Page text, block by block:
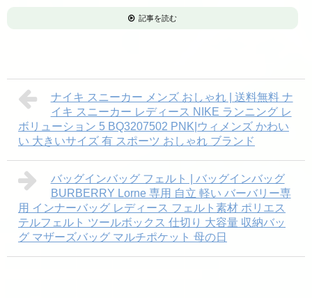
記事を読む
ナイキ スニーカー メンズ おしゃれ | 送料無料 ナ
イキ スニーカー レディース NIKE ランニング レ
ボリューション 5 BQ3207502 PNK|ウィメンズ かわい
い 大きいサイズ 有 スポーツ おしゃれ ブランド
バッグインバッグ フェルト | バッグインバッグ
BURBERRY Lorne 専用 自立 軽い バーバリー専
用 インナーバッグ レディース フェルト素材 ポリエス
テルフェルト ツールボックス 仕切り 大容量 収納バッ
グ マザーズバッグ マルチポケット 母の日